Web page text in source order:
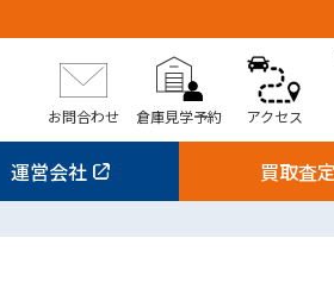
お問合わせ 倉庫見学予約 アクセス
運営会社 買取査定